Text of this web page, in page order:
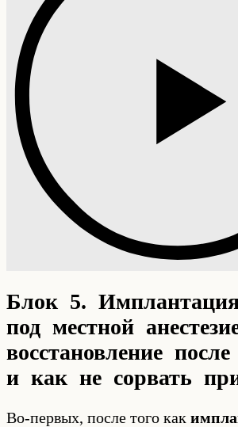
Блок 5.
под местной
восстановление
и как не сорвать
Во-первых, после того как